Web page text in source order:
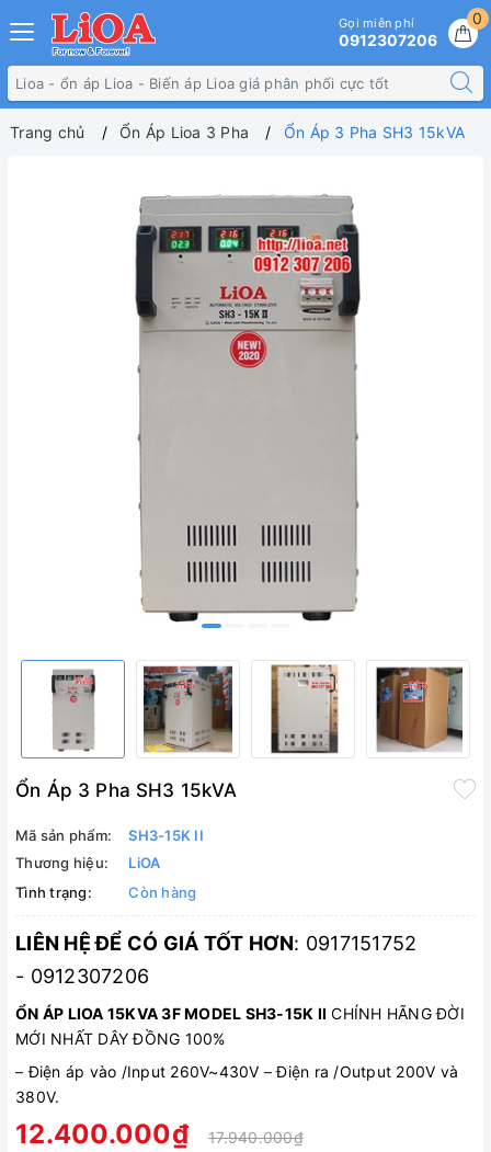
0
Gọi miễn phí
0912307206
Trang chủ Ổn Áp Lioa 3 Pha Ổn Áp 3 Pha SH3 15kVA
Ổn Áp 3 Pha SH3 15kVA
Mã sản phẩm:
SH3-15K II
Thương hiệu:
LiOA
Tình trạng:
Còn hàng
LIÊN HỆ ĐỂ CÓ GIÁ TỐT HƠN: 0917151752
- 0912307206
ỔN ÁP LIOA 15KVA 3F MODEL SH3-15K II CHÍNH HÃNG ĐỜI
MỚI NHẤT DÂY ĐỒNG 100%
–Điện áp vào /Input 260V~430V –Điện ra /Output 200V và
380V.
12.400.000₫
17.940.000₫